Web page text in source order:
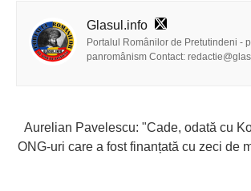
Glasul.info
Portalul Românilor de Pretutindeni -
panromânism Contact:
Aurelian Pavelescu: "Cade, odată cu
ONG-uri care a fost finanțată cu zeci de